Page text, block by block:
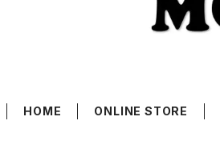
HOME ONLINE STORE